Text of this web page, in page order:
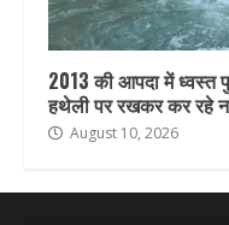
2013 की आपदा में ध्वस्त
हथेली पर रखकर कर रहे
August 10, 2026